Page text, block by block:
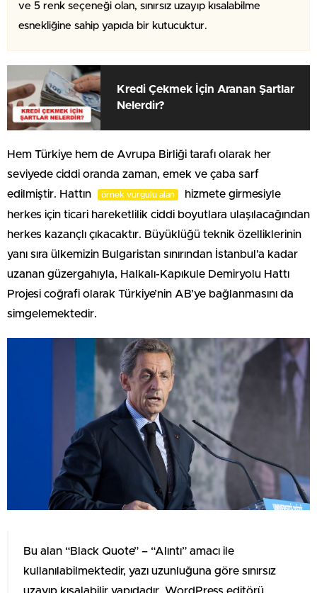
ve 5 renk seçeneği olan, sınırsız uzayıp kısalabilme
esnekliğine sahip yapıda bir kutucuktur.
Kredi Çekmek İçin Aranan Şartlar
Nelerdir?
Hem Türkiye hem de Avrupa Birliği tarafı olarak her
seviyede ciddi oranda zaman, emek ve çaba sarf
edilmiştir. Hattın
örnek vurgulu alan
hizmete girmesiyle
herkes için ticari hareketlilik ciddi boyutlara ulaşılacağından
herkes kazançlı çıkacaktır. Büyüklüğü teknik özelliklerinin
yanı sıra ülkemizin Bulgaristan sınırından İstanbul’a kadar
uzanan güzergahıyla, Halkalı-Kapıkule Demiryolu Hattı
Projesi coğrafi olarak Türkiye’nin AB’ye bağlanmasını da
simgelemektedir.
Bu alan “Black Quote” – “Alıntı” amacı ile
kullanılabilmektedir, yazı uzunluğuna göre sınırsız